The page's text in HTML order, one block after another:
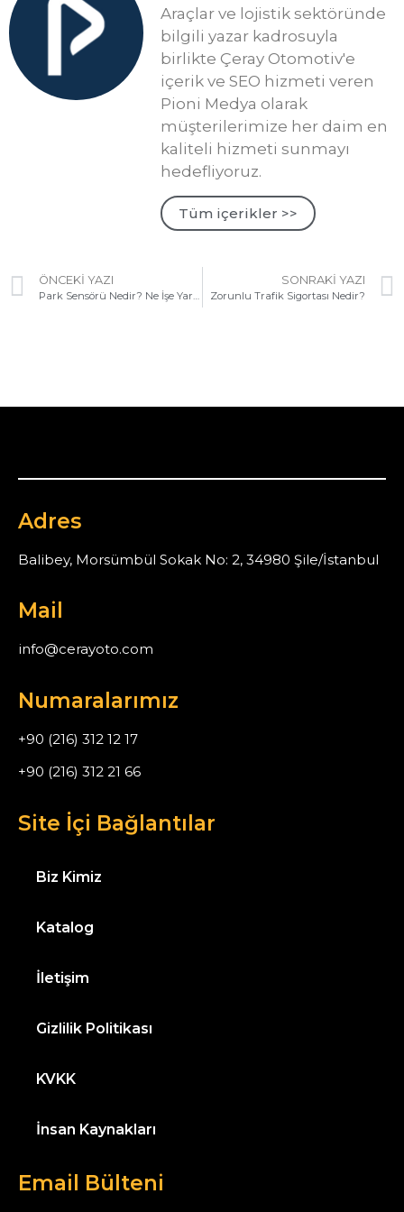
Araçlar ve lojistik sektöründe
bilgili yazar kadrosuyla
birlikte Çeray Otomotiv'e
içerik ve SEO hizmeti veren
Pioni Medya olarak
müşterilerimize her daim en
kaliteli hizmeti sunmayı
hedefliyoruz.
Tüm içerikler >>
ÖNCEKI YAZI
Park Sensörü Nedir? Ne İşe Yarar?
SONRAKI YAZI
Zorunlu Trafik Sigortası Nedir?
Adres
Balibey, Morsümbül Sokak No: 2, 34980 Şile/İstanbul
Mail
info@cerayoto.com
Numaralarımız
+90 (216) 312 12 17
+90 (216) 312 21 66
Site İçi Bağlantılar
Biz Kimiz
Katalog
İletişim
Gizlilik Politikası
KVKK
İnsan Kaynakları
Email Bülteni